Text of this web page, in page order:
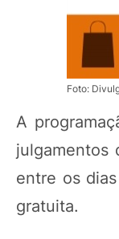
Foto:
A
julgamentos
entre os
gratuita.